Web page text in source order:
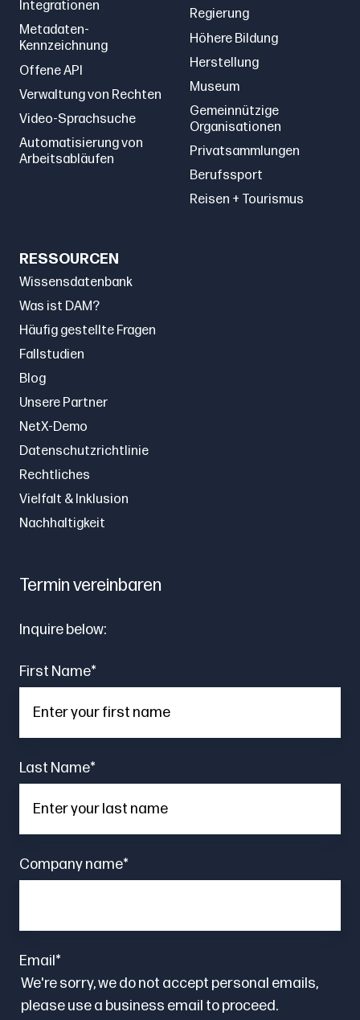
Integrationen
Metadaten-
Kennzeichnung
Offene API
Verwaltung von Rechten
Video-Sprachsuche
Automatisierung von
Arbeitsabläufen
Regierung
Höhere Bildung
Herstellung
Museum
Gemeinnützige
Organisationen
Privatsammlungen
Berufssport
Reisen + Tourismus
RESSOURCEN
Wissensdatenbank
Was ist DAM?
Häufig gestellte Fragen
Fallstudien
Blog
Unsere Partner
NetX-Demo
Datenschutzrichtlinie
Rechtliches
Vielfalt & Inklusion
Nachhaltigkeit
Termin vereinbaren
Inquire below:
First Name*
Last Name*
Company name*
Email*
We're sorry, we do not accept personal emails,
please use a business email to proceed.